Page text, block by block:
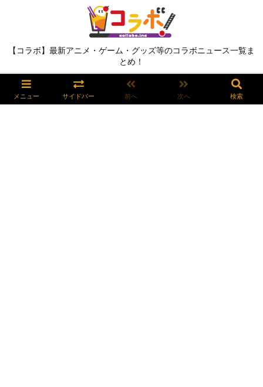
【コラボ】最新アニメ・ゲーム・グッズ等のコラボニュース一覧ま
とめ！
メニュー サイドバー 前へ 次へ 検索